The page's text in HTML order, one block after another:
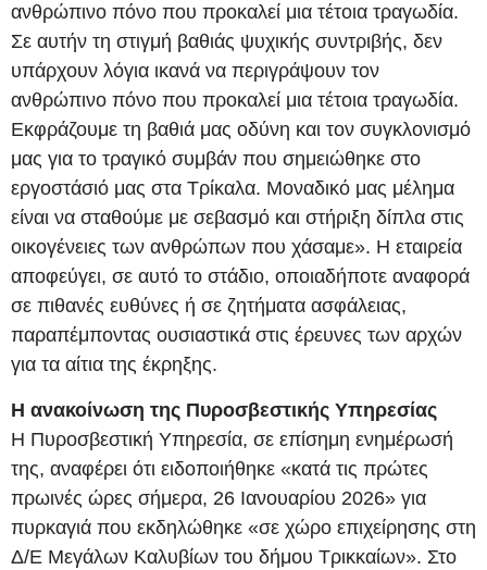
ανθρώπινο πόνο που προκαλεί μια τέτοια τραγωδία.
Σε αυτήν τη στιγμή βαθιάς ψυχικής συντριβής, δεν
υπάρχουν λόγια ικανά να περιγράψουν τον
ανθρώπινο πόνο που προκαλεί μια τέτοια τραγωδία.
Εκφράζουμε τη βαθιά μας οδύνη και τον συγκλονισμό
μας για το τραγικό συμβάν που σημειώθηκε στο
εργοστάσιό μας στα Τρίκαλα. Μοναδικό μας μέλημα
είναι να σταθούμε με σεβασμό και στήριξη δίπλα στις
οικογένειες των ανθρώπων που χάσαμε». Η εταιρεία
αποφεύγει, σε αυτό το στάδιο, οποιαδήποτε αναφορά
σε πιθανές ευθύνες ή σε ζητήματα ασφάλειας,
παραπέμποντας ουσιαστικά στις έρευνες των αρχών
για τα αίτια της έκρηξης.
Η ανακοίνωση της Πυροσβεστικής Υπηρεσίας
Η Πυροσβεστική Υπηρεσία, σε επίσημη ενημέρωσή
της, αναφέρει ότι ειδοποιήθηκε «κατά τις πρώτες
πρωινές ώρες σήμερα, 26 Ιανουαρίου 2026» για
πυρκαγιά που εκδηλώθηκε «σε χώρο επιχείρησης στη
Δ/Ε Μεγάλων Καλυβίων του δήμου Τρικκαίων». Στο